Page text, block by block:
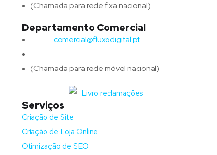
(Chamada para rede fixa nacional)
Departamento Comercial
comercial@fluxodigital.pt
(Chamada para rede móvel nacional)
Serviços
Criação de Site
Criação de Loja Online
Otimização de SEO